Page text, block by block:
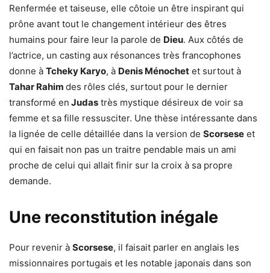
Renfermée et taiseuse, elle côtoie un être inspirant qui
prône avant tout le changement intérieur des êtres
humains pour faire leur la parole de Dieu. Aux côtés de
l’actrice, un casting aux résonances très francophones
donne à Tcheky Karyo, à Denis Ménochet et surtout à
Tahar Rahim des rôles clés, surtout pour le dernier
transformé en Judas très mystique désireux de voir sa
femme et sa fille ressusciter. Une thèse intéressante dans
la lignée de celle détaillée dans la version de Scorsese et
qui en faisait non pas un traitre pendable mais un ami
proche de celui qui allait finir sur la croix à sa propre
demande.
Une reconstitution inégale
Pour revenir à Scorsese, il faisait parler en anglais les
missionnaires portugais et les notable japonais dans son